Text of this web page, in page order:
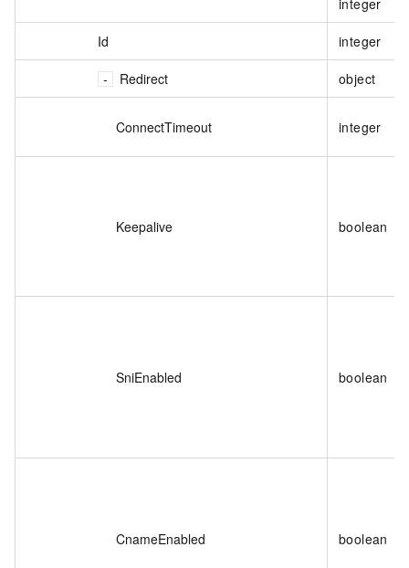
Id integer
Redirect object
ConnectTimeout integer
Keepalive boolean
SniEnabled boolean
CnameEnabled boolean